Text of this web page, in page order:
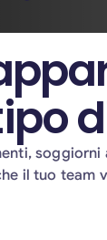
il tuo team